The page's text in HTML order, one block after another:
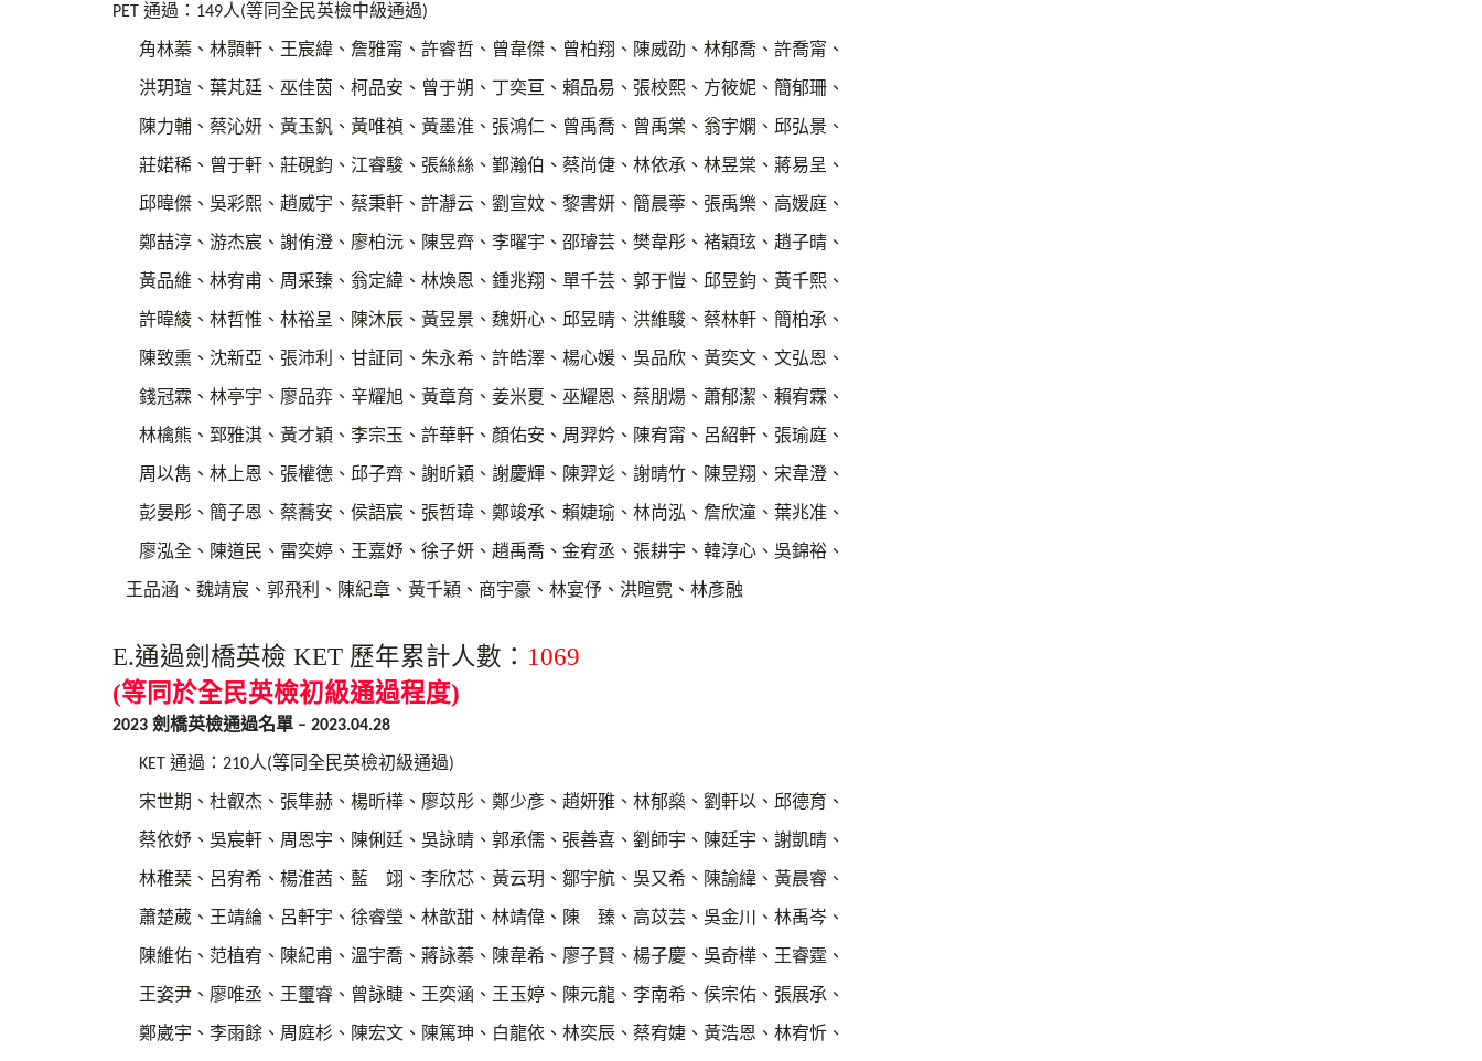
PET 通過： 149人(等同全民英檢中級通過)
角林蓁、林顥軒、王宸緯、詹雅甯、許睿哲、曾韋傑、曾柏翔、陳威劭、林郁喬、許喬甯、
洪玥瑄、葉芃廷、巫佳茵、柯品安、曾于朔、丁奕亘、賴品易、張校熙、方筱妮、簡郁珊、
陳力輔、蔡沁妍、黃玉釩、黃唯禎、黃墨淮、張鴻仁、曾禹喬、曾禹棠、翁宇嫻、邱弘景、
莊婼稀、曾于軒、莊硯鈞、江睿駿、張絲絲、鄞瀚伯、蔡尚倢、林依承、林昱棠、蔣易呈、
邱暐傑、吳彩熙、趙威宇、蔡秉軒、許瀞云、劉宣妏、黎書妍、簡晨薴、張禹樂、高媛庭、
鄭喆淳、游杰宸、謝侑澄、廖柏沅、陳昱齊、李曜宇、邵璿芸、樊韋彤、褚穎玹、趙子晴、
黃品維、林宥甫、周采臻、翁定緯、林煥恩、鍾兆翔、單千芸、郭于愷、邱昱鈞、黃千熙、
許暐綾、林哲惟、林裕呈、陳沐辰、黃昱景、魏妍心、邱昱晴、洪維駿、蔡林軒、簡柏承、
陳致熏、沈新亞、張沛利、甘証同、朱永希、許皓澤、楊心媛、吳品欣、黃奕文、文弘恩、
錢冠霖、林亭宇、廖品弈、辛耀旭、黃章育、姜米夏、巫耀恩、蔡朋煬、蕭郁潔、賴宥霖、
林檎熊、郅雅淇、黃才穎、李宗玉、許華軒、顏佑安、周羿妗、陳宥甯、呂紹軒、張瑜庭、
周以雋、林上恩、張權德、邱子齊、謝昕穎、謝慶輝、陳羿彣、謝晴竹、陳昱翔、宋韋澄、
彭晏彤、簡子恩、蔡蕎安、侯語宸、張哲瑋、鄭竣承、賴婕瑜、林尚泓、詹欣潼、葉兆准、
廖泓全、陳道民、雷奕婷、王嘉妤、徐子妍、趙禹喬、金宥丞、張耕宇、韓淳心、吳錦裕、
王品涵、魏靖宸、郭飛利、陳紀章、黃千穎、商宇豪、林宴伃、洪暄霓、林彥融
E.通過劍橋英檢 KET 歷年累計人數： 1069
(等同於全民英檢初級通過程度)
2023 劍橋英檢通過名單 – 2023.04.28
KET 通過： 210人(等同全民英檢初級通過)
宋世期、杜叡杰、張隼赫、楊昕樺、廖苡彤、鄭少彥、趙妍雅、林郁燊、劉軒以、邱德育、
蔡依妤、吳宸軒、周恩宇、陳俐廷、吳詠晴、郭承儒、張善喜、劉師宇、陳廷宇、謝凱晴、
林稚琹、呂宥希、楊淮茜、藍 翊、李欣芯、黃云玥、鄒宇航、吳又希、陳諭緯、黃晨睿、
蕭楚葳、王靖綸、呂軒宇、徐睿瑩、林歆甜、林靖偉、陳 臻、高苡芸、吳金川、林禹岑、
陳維佑、范植宥、陳紀甫、溫宇喬、蔣詠蓁、陳韋希、廖子賢、楊子慶、吳奇樺、王睿霆、
王姿尹、廖唯丞、王璽睿、曾詠睫、王奕涵、王玉婷、陳元龍、李南希、侯宗佑、張展承、
鄭崴宇、李雨餘、周庭杉、陳宏文、陳篤珅、白龍依、林奕辰、蔡宥婕、黃浩恩、林宥忻、